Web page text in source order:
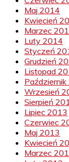
Maj 2014
Kwiecień
Marzec
Luty 2014
Styczeń
Grudzień
Listopad
Wrzesień
Sierpień
Lipiec 2013
Czerwiec
Maj 2013
Kwiecień
Marzec